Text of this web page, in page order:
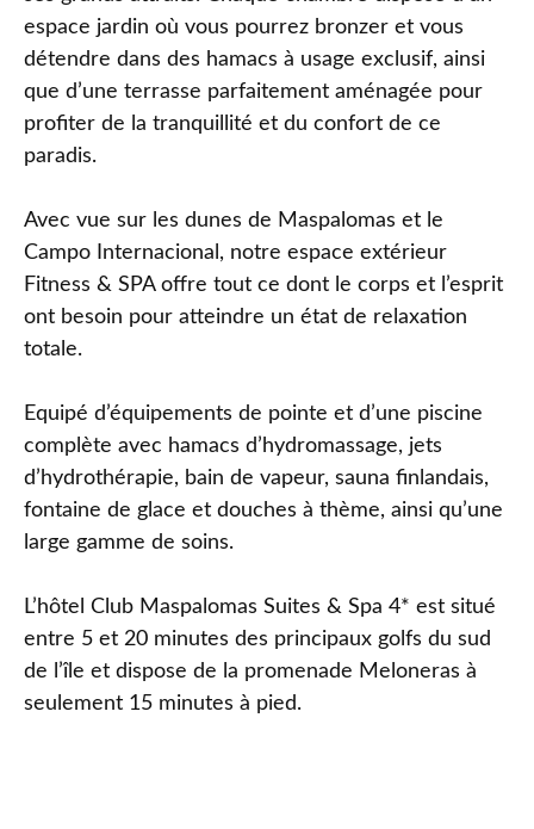
espace jardin où vous pourrez bronzer et vous
détendre dans des hamacs à usage exclusif, ainsi
que d’une terrasse parfaitement aménagée pour
profiter de la tranquillité et du confort de ce
paradis.
Avec vue sur les dunes de Maspalomas et le
Campo Internacional, notre espace extérieur
Fitness & SPA offre tout ce dont le corps et l’esprit
ont besoin pour atteindre un état de relaxation
totale.
Equipé d’équipements de pointe et d’une piscine
complète avec hamacs d’hydromassage, jets
d’hydrothérapie, bain de vapeur, sauna finlandais,
fontaine de glace et douches à thème, ainsi qu’une
large gamme de soins.
L’hôtel Club Maspalomas Suites & Spa 4* est situé
entre 5 et 20 minutes des principaux golfs du sud
de l’île et dispose de la promenade Meloneras à
seulement 15 minutes à pied.